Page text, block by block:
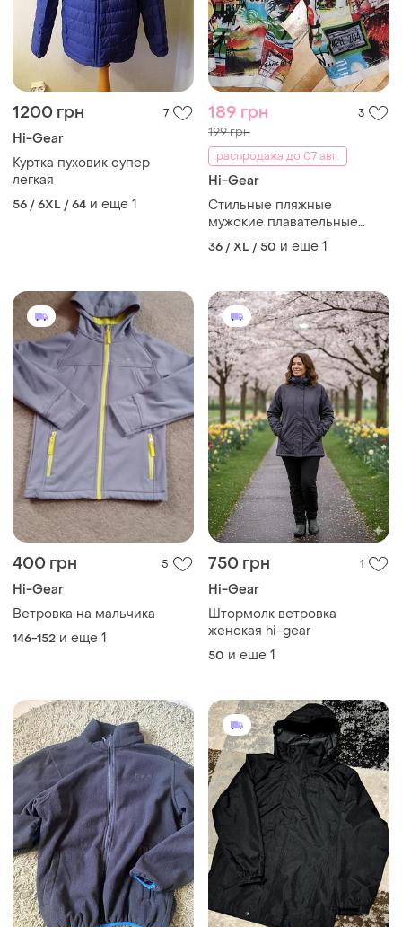
1200 грн 7
Hi-Gear
Куртка пуховик супер
легкая
56 / 6XL / 64 и еще 1
189 грн 3
199 грн
распродажа до 07 авг.
Hi-Gear
Стильные пляжные
мужские плавательные
шорты-бордшорты бренд n
gear и north shore. хл
36 / XL / 50 и еще 1
400 грн 5
Hi-Gear
Ветровка на мальчика
146-152 и еще 1
750 грн 1
Hi-Gear
Штормолк ветровка
женская hi-gear
50 и еще 1